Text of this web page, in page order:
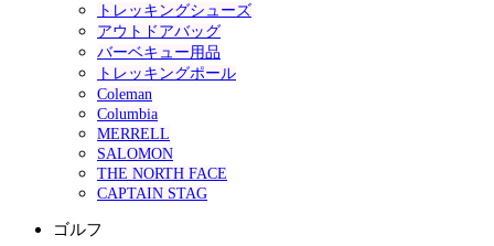
トレッキングシューズ
アウトドアバッグ
バーベキュー用品
トレッキングポール
Coleman
Columbia
MERRELL
SALOMON
THE NORTH FACE
CAPTAIN STAG
ゴルフ